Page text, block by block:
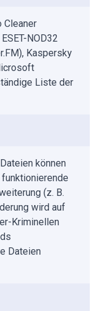
Cleaner
NOD32
Kaspersky
Liste der
können
(z. B.
wird auf
Kriminellen
Dateien